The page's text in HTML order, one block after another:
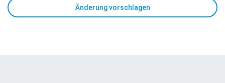
Änderung vorschlagen